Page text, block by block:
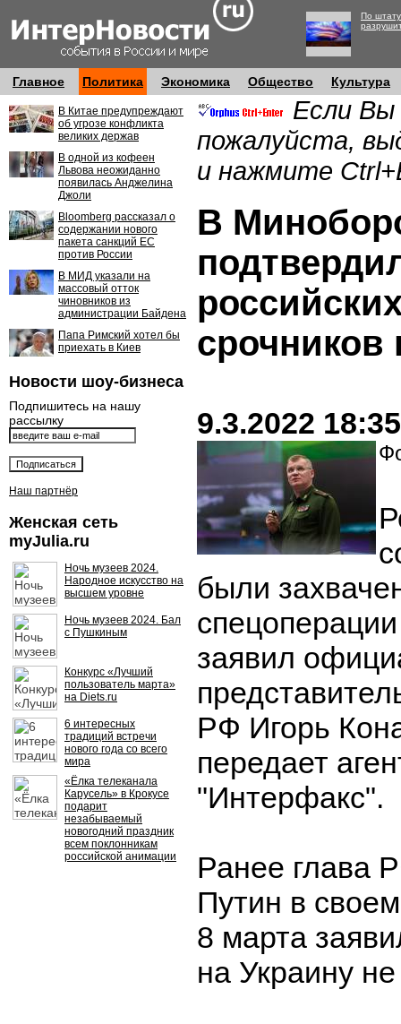
По
Главное Политика Экономика Общество Культура
В Китае предупреждают
об угрозе конфликта
великих держав
В одной из кофеен
Львова неожиданно
появилась Анджелина
Джоли
Bloomberg рассказал о
содержании нового
пакета санкций ЕС
против России
В МИД указали на
массовый отток
чиновников из
администрации Байдена
Папа Римский хотел бы
приехать в Киев
Новости шоу-бизнеса
Подпишитесь на нашу
рассылку
Наш партнёр
Женская сеть
myJulia.ru
Ночь музеев 2024.
Народное искусство на
высшем уровне
Ночь музеев 2024. Бал
с Пушкиным
Конкурс «Лучший
пользователь марта»
на Diets.ru
6 интересных
традиций встречи
нового года со всего
мира
«Ёлка телеканала
Карусель» в Крокусе
подарит
незабываемый
новогодний праздник
всем поклонникам
российской анимации
Если Вы
пожалуйста,
и нажмите
В
срочников
9.3.2022 18:35
были
заявил
РФ Игорь
передает
"Интерфакс".
Ранее глава
Путин в
8 марта
на Украину